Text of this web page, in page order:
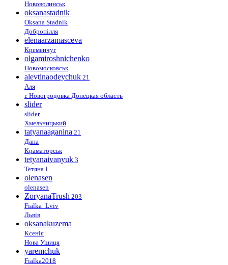
Нововолинськ
oksanastadnik
Oksana Stadnik
Добропілля
elenaarzamasceva
Кременчуг
olgamiroshnichenko
Новомосковськ
alevtinaodeychuk 21
Аля
г. Новогродовка Донецкая область
slider
slider
Хмельницький
tatyanaaganina 21
Дана
Краматорськ
tetyanaivanyuk 3
Тетяна І.
olenasen
olenasen
ZoryanaTrush 203
Fialka_Lviv
Львів
oksanakuzema
Ксенія
Нова Ушиця
yaremchuk
Fialka2018